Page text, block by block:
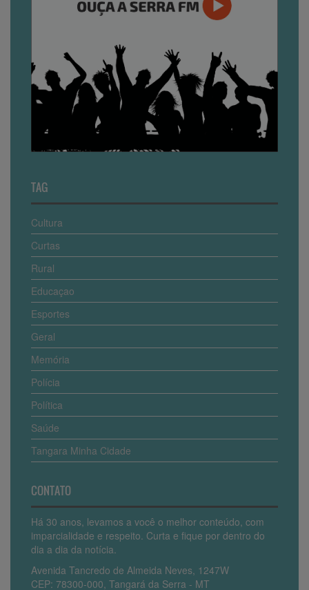
TAG
Cultura
Curtas
Rural
Educaçao
Esportes
Geral
Memória
Polícia
Política
Saúde
Tangara Minha Cidade
CONTATO
Há 30 anos, levamos a você o melhor conteúdo, com
imparcialidade e respeito. Curta e fique por dentro do
dia a dia da notícia.
Avenida Tancredo de Almeida Neves, 1247W
CEP: 78300-000, Tangará da Serra - MT